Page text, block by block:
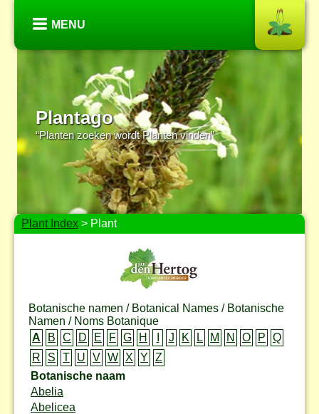
MENU
Plantago
“Planten zoeken wordt Planten vinden”
Plant Index > Plant
Botanische namen / Botanical Names / Botanische
Namen / Noms Botanique
A
B C D E F G H J K L M N O P
Q
R
S T U V W X Y
Z
Botanische naam
Abelia
Abelicea